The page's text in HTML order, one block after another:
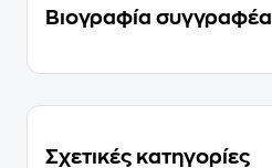
Βιογραφία συγγραφέα
Σχετικές κατηγορίες